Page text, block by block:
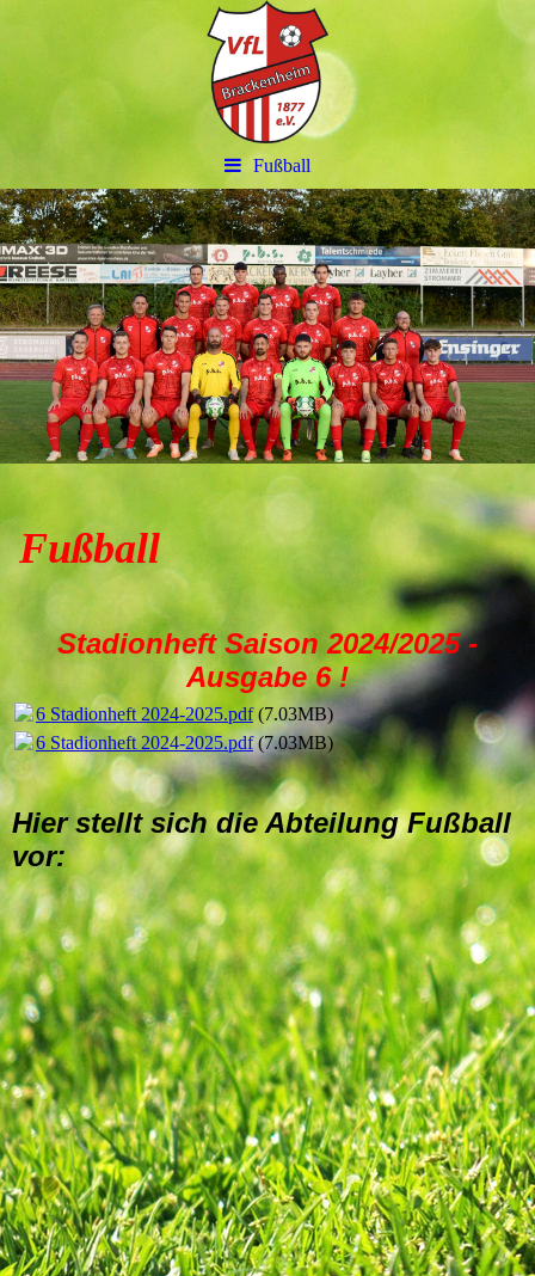
Fußball
Fußball
Stadionheft Saison 2024/2025 -
Ausgabe 6 !
6 Stadionheft 2024-2025.pdf(7.03MB)
6 Stadionheft 2024-2025.pdf(7.03MB)
Hier stellt sich die Abteilung Fußball
vor: